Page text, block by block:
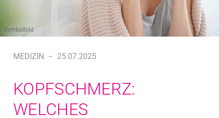
Symbolbild
MEDIZIN – 25.07.2025
KOPFSCHMERZ:
WELCHES